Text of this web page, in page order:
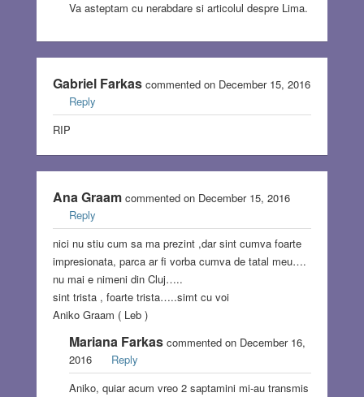
Va asteptam cu nerabdare si articolul despre Lima.
Gabriel Farkascommented on December 15, 2016
Reply
RIP
Ana Graamcommented on December 15, 2016
Reply
nici nu stiu cum sa ma prezint ,dar sint cumva foarte
impresionata, parca ar fi vorba cumva de tatal meu….
nu mai e nimeni din Cluj…..
sint trista , foarte trista…..simt cu voi
Aniko Graam ( Leb )
Mariana Farkascommented on December 16,
2016
Reply
Aniko, quiar acum vreo 2 saptamini mi-au transmis